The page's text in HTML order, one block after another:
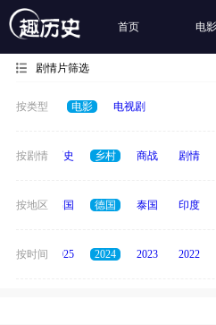
首页 电影
剧情片筛选
按类型 电影 电视剧
按剧情
奇幻 历史 乡村 商战 剧情
按地区
日本 韩国 德国 泰国 印度
按时间
2026 2025 2024 2023 2022